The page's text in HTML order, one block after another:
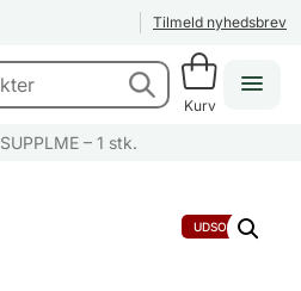
Tilmeld nyhedsbrev
Kurv
SUPPLME – 1 stk.
UDSOLGT